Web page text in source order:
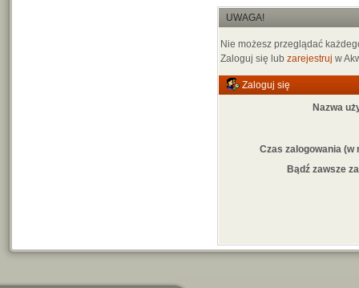
UWAGA!
Nie możesz przeglądać
Zaloguj się lubzarejestruj w
Zaloguj się
Nazwa
Czas zalogowania (w
Bądź zawsze